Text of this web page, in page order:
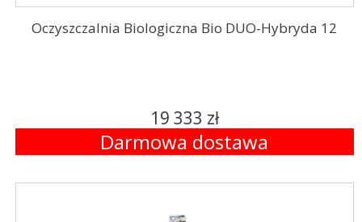
Oczyszczalnia Biologiczna Bio DUO-Hybryda 12
19 333 zł
Darmowa dostawa